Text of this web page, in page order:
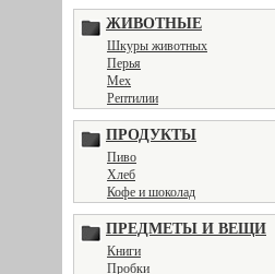
ЖИВОТНЫЕ
Шкуры животных
Перья
Мех
Рептилии
ПРОДУКТЫ
Пиво
Хлеб
Кофе и шоколад
ПРЕДМЕТЫ И ВЕЩИ
Книги
Пробки